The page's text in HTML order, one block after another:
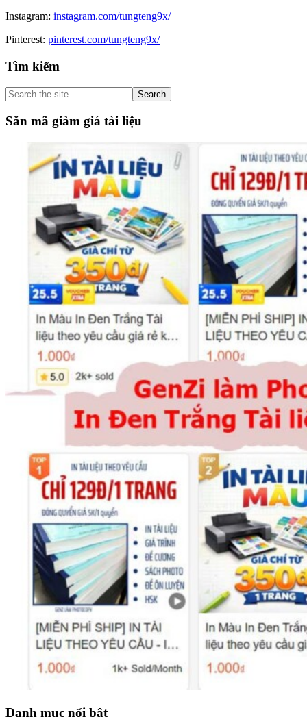
Instagram: instagram.com/tungteng9x/
Pinterest: pinterest.com/tungteng9x/
Primary
Sidebar
Tìm kiếm
Search
the
site
...
Săn mã giảm giá tài liệu
Danh mục nổi bật